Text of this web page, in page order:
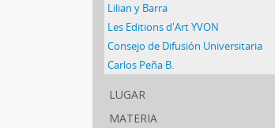
Lilian y Barra
Les Editions d'Art YVON
Consejo de Difusión Universitaria
Carlos Peña B.
lugar
materia